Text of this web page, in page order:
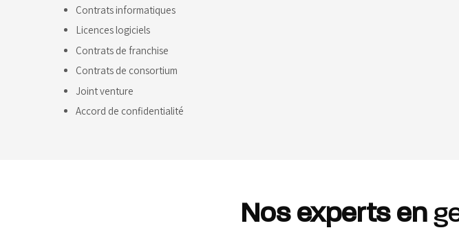
Contrats informatiques
Licences logiciels
Contrats de franchise
Contrats de consortium
Joint venture
Accord de confidentialité
Nos experts en